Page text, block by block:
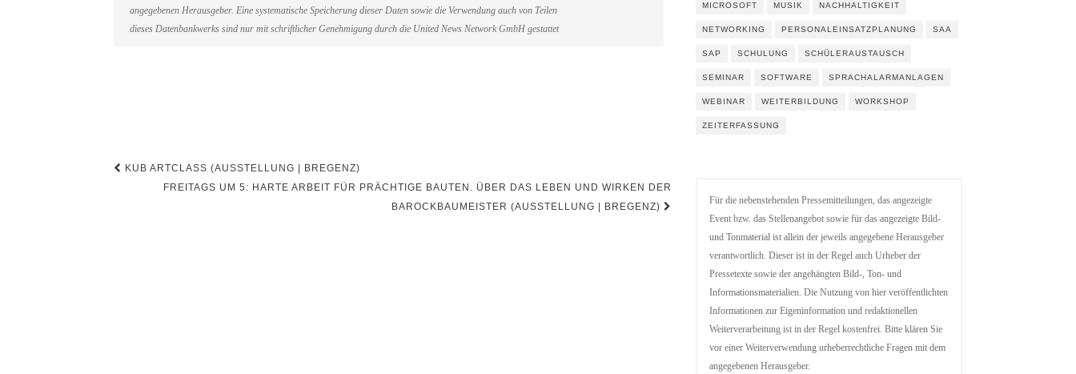
angegebenen Herausgeber. Eine systematische Speicherung dieser Daten sowie die Verwendung auch von Teilen
dieses Datenbankwerks sind nur mit schriftlicher Genehmigung durch die United News Network GmbH gestattet
Beitragsnavigation
KUB ARTCLASS (AUSSTELLUNG | BREGENZ)
FREITAGS UM 5: HARTE ARBEIT FÜR PRÄCHTIGE BAUTEN. ÜBER DAS LEBEN UND WIRKEN DER
BAROCKBAUMEISTER (AUSSTELLUNG | BREGENZ)
MICROSOFT MUSIK NACHHALTIGKEIT
NETWORKING PERSONALEINSATZPLANUNG SAA
SAP SCHULUNG SCHÜLERAUSTAUSCH
SEMINAR SOFTWARE SPRACHALARMANLAGEN
WEBINAR WEITERBILDUNG WORKSHOP
ZEITERFASSUNG
Für die nebenstehenden Pressemitteilungen, das angezeigte
Event bzw. das Stellenangebot sowie für das angezeigte Bild-
und Tonmaterial ist allein der jeweils angegebene Herausgeber
verantwortlich. Dieser ist in der Regel auch Urheber der
Pressetexte sowie der angehängten Bild-, Ton- und
Informationsmaterialien. Die Nutzung von hier veröffentlichten
Informationen zur Eigeninformation und redaktionellen
Weiterverarbeitung ist in der Regel kostenfrei. Bitte klären Sie
vor einer Weiterverwendung urheberrechtliche Fragen mit dem
angegebenen Herausgeber.